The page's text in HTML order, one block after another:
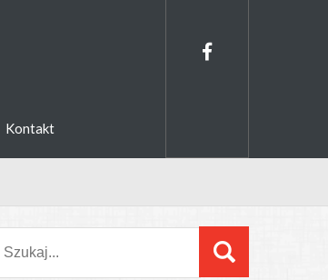
Kontakt